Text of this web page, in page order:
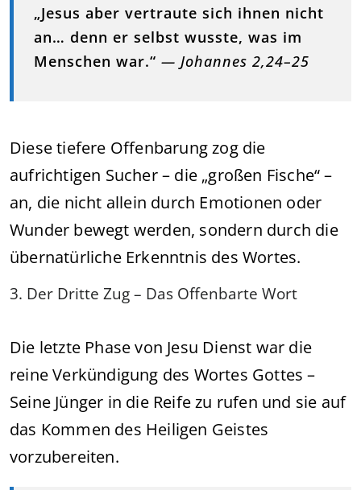
„Jesus aber vertraute sich ihnen nicht
an… denn er selbst wusste, was im
Menschen war.“ — Johannes 2,24–25
Diese tiefere Offenbarung zog die
aufrichtigen Sucher – die „großen Fische“ –
an, die nicht allein durch Emotionen oder
Wunder bewegt werden, sondern durch die
übernatürliche Erkenntnis des Wortes.
3. Der Dritte Zug – Das Offenbarte Wort
Die letzte Phase von Jesu Dienst war die
reine Verkündigung des Wortes Gottes –
Seine Jünger in die Reife zu rufen und sie auf
das Kommen des Heiligen Geistes
vorzubereiten.